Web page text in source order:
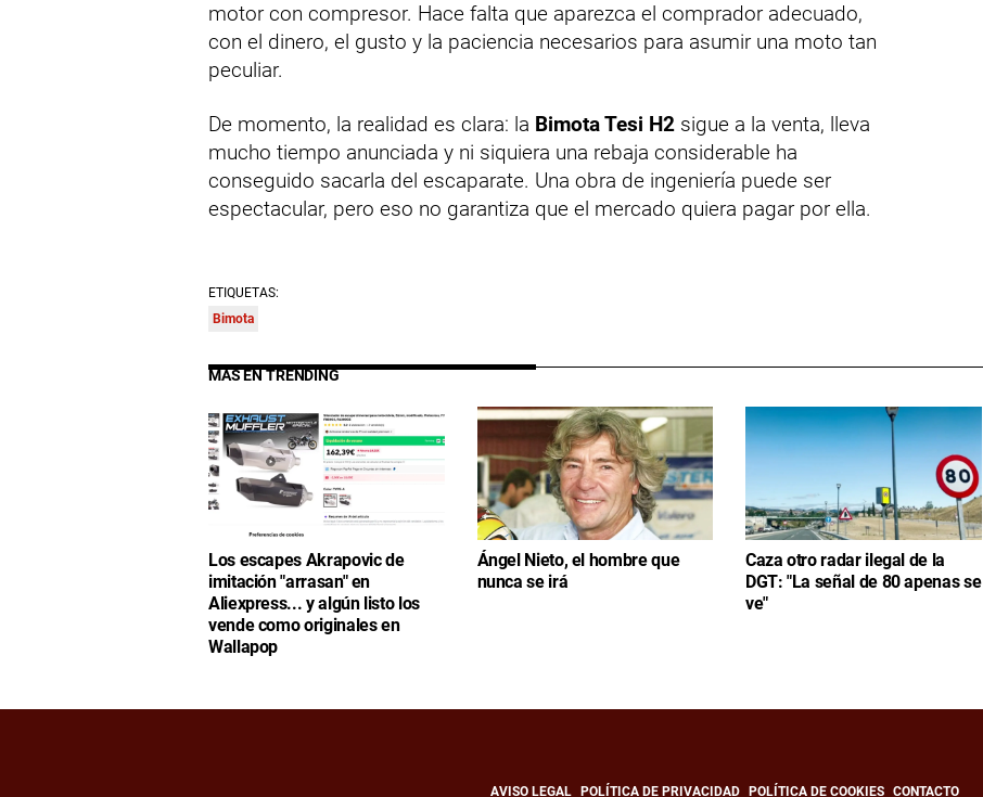
motor con compresor. Hace falta que aparezca el comprador adecuado,
con el dinero, el gusto y la paciencia necesarios para asumir una moto tan
peculiar.
De momento, la realidad es clara: la Bimota Tesi H2 sigue a la venta, lleva
mucho tiempo anunciada y ni siquiera una rebaja considerable ha
conseguido sacarla del escaparate. Una obra de ingeniería puede ser
espectacular, pero eso no garantiza que el mercado quiera pagar por ella.
ETIQUETAS:
Bimota
MÁS EN TRENDING
Los escapes Akrapovic de
imitación "arrasan" en
Aliexpress... y algún listo los
vende como originales en
Wallapop
Ángel Nieto, el hombre que
nunca se irá
Caza otro radar ilegal de la
DGT: "La señal de 80 apenas se
ve"
AVISO LEGAL POLÍTICA DE PRIVACIDAD POLÍTICA DE COOKIES CONTACTO